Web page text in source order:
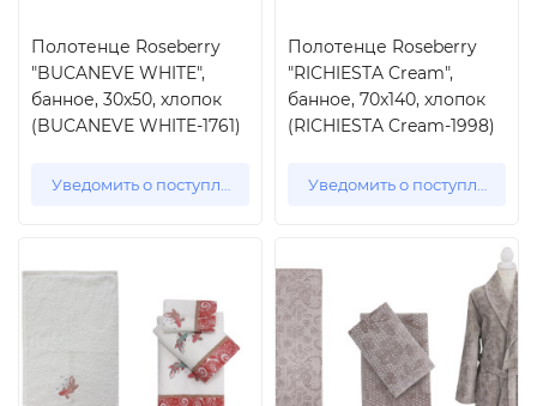
Полотенце Roseberry
"BUCANEVE WHITE",
банное, 30x50, хлопок
(BUCANEVE WHITE-1761)
Уведомить о поступлении
Полотенце Roseberry
"RICHIESTA Cream",
банное, 70x140, хлопок
(RICHIESTA Cream-1998)
Уведомить о поступлении